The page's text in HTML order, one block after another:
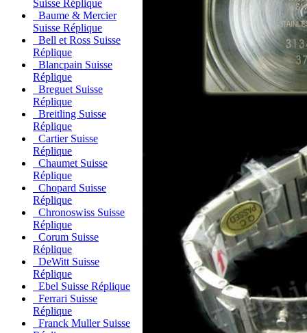
Suisse Réplique
Baume & Mercier
Suisse Réplique
Bell et Ross Suisse
Réplique
Blancpain Suisse
Réplique
Breguet Suisse
Réplique
Breitling Suisse
Réplique
Cartier Suisse
Réplique
Chaumet Suisse
Réplique
Chopard Suisse
Réplique
Chronoswiss Suisse
Réplique
Corum Suisse
Réplique
DeWitt Suisse
Réplique
Ebel Suisse Réplique
Ferrari Suisse
Réplique
Franck Muller Suisse